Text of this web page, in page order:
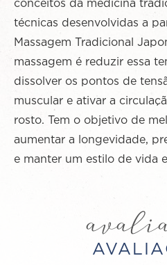
conceitos da medicina
técnicas desenvolvidas a
Massagem Tradicional
massagem é reduzir essa
dissolver os pontos de
muscular e ativar a
rosto. Tem o objetivo de
aumentar a longevidade,
e manter um estilo de vida